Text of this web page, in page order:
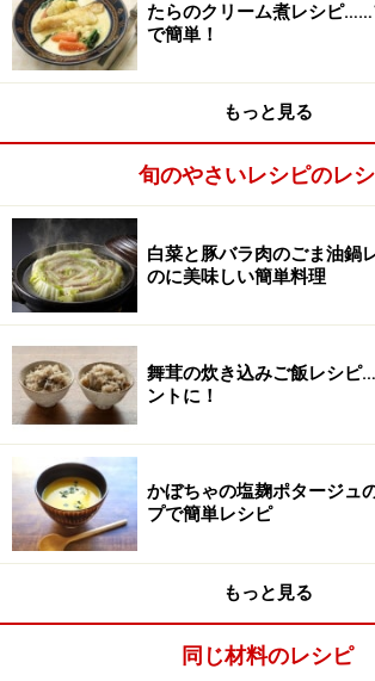
2
たまねぎを炒める。
たまねぎとにんにくは皮をむき、薄くス
弱火にかけたフライパンにオリーブオ
5分ほど炒めてからほぐしたしめじを入れ
ざっと炒め、一度ボウルに取り出してお
たらのクリーム煮レシピ
で簡単！
もっと見る
旬のやさいレシピのレ
白菜と豚バラ肉のごま油鍋
のに美味しい簡単料理
舞茸の炊き込みご飯レシピ
ントに！
かぼちゃの塩麹ポタージュ
プで簡単レシピ
もっと見る
同じ材料のレシピ